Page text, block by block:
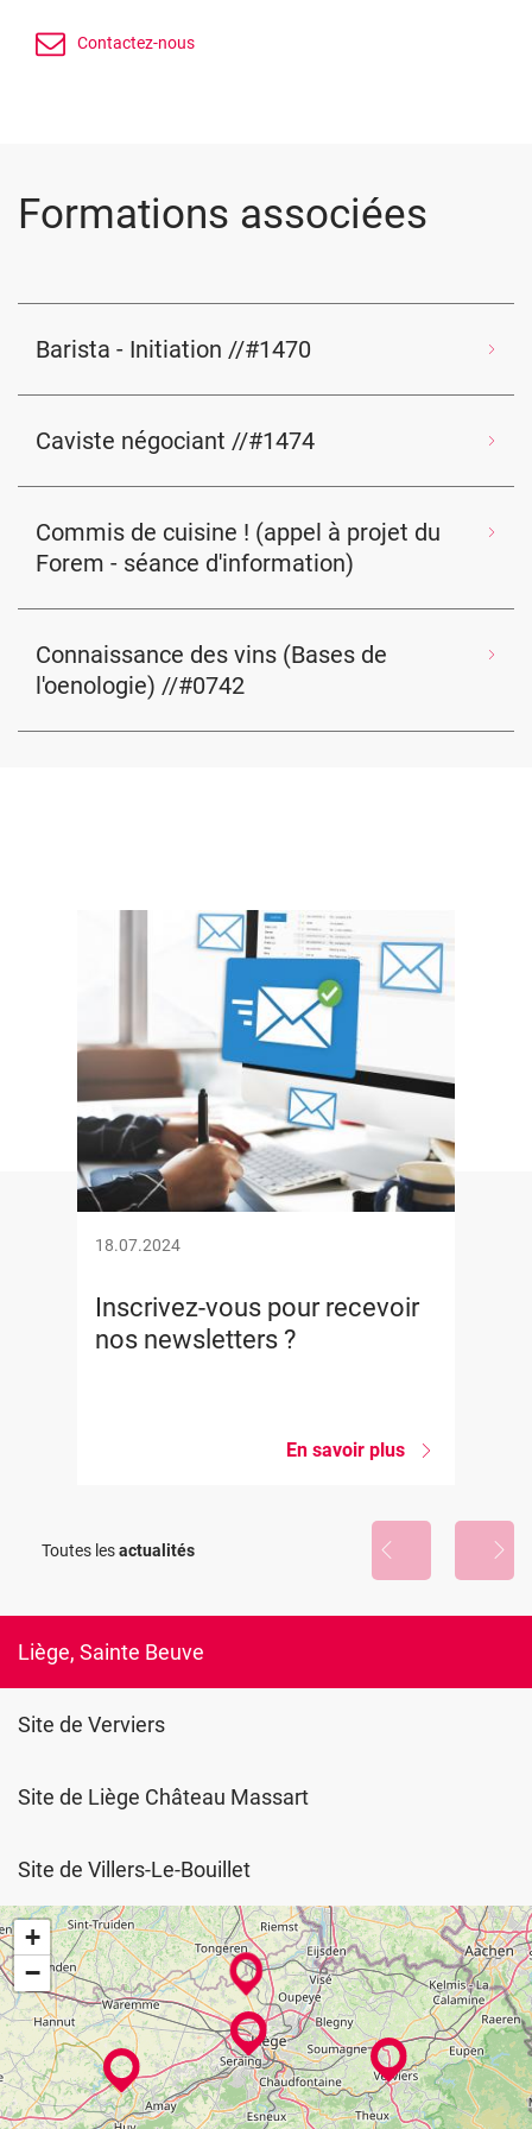
Formations associées
Barista - Initiation //#1470
Caviste négociant //#1474
Commis de cuisine ! (appel à projet du
Forem - séance d'information)
Connaissance des vins (Bases de
l'oenologie) //#0742
18.07.2024
Inscrivez-vous pour recevoir
nos newsletters ?
En savoir plus sur
newsletters
Toutes lesactualités
+
−
Liège, Sainte Beuve
Site de Verviers
Site de Liège Château Massart
Site de Villers-Le-Bouillet